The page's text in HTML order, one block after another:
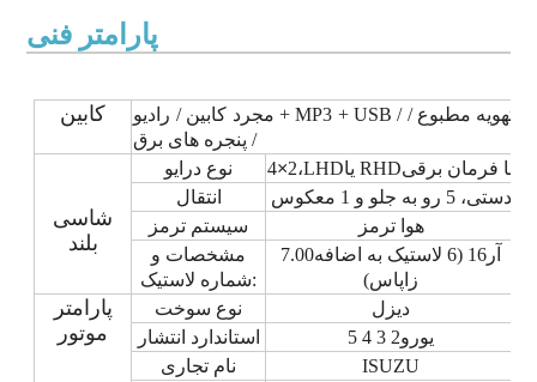
پارامتر فنی
کابین مجرد کابین / رادیو + MP3 + USB / تهویه مطبوع /
پنجره های برق /
شاسی
بلند
نوع درایو 4×2،LHD یا RHDبا فرمان برقی
انتقال
دستی، 5 رو به جلو و 1 معکوس
سیستم ترمز
هوا ترمز
مشخصات و
شماره لاستیک:
7.00 آر 16
( 6 لاستیک به اضافه
زاپاس)
پارامتر
موتور
نوع سوخت
دیزل
استاندارد انتشار
یورو2 3 4 5
نام تجاری
ISUZU